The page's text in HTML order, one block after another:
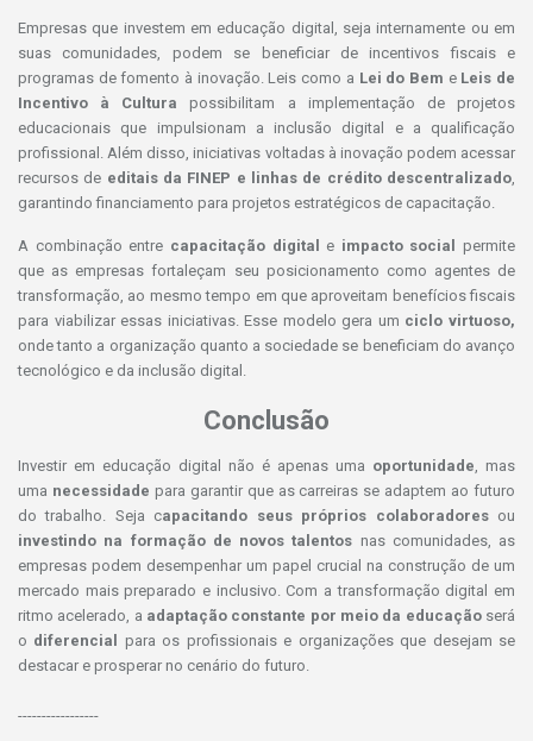
Empresas que investem em educação digital, seja internamente ou em
suas comunidades, podem se beneficiar de incentivos fiscais e
programas de fomento à inovação. Leis como a Lei do Bem e Leis de
Incentivo à Cultura possibilitam a implementação de projetos
educacionais que impulsionam a inclusão digital e a qualificação
profissional. Além disso, iniciativas voltadas à inovação podem acessar
recursos de editais da FINEP e linhas de crédito descentralizado
garantindo financiamento para projetos estratégicos de capacitação.
A combinação entre capacitação digital e impacto social permite
que as empresas fortaleçam seu posicionamento como agentes de
transformação, ao mesmo tempo em que aproveitam benefícios fiscais
para viabilizar essas iniciativas. Esse modelo gera um ciclo virtuoso,
onde tanto a organização quanto a sociedade se beneficiam do avanço
tecnológico e da inclusão digital.
Conclusão
Investir em educação digital não é apenas uma oportunidade , mas
uma necessidade para garantir que as carreiras se adaptem ao futuro
do trabalho. Seja capacitando seus próprios colaboradores ou
investindo na formação de novos talentos nas comunidades, as
empresas podem desempenhar um papel crucial na construção de um
mercado mais preparado e inclusivo. Com a transformação digital em
ritmo acelerado, a adaptação constante por meio da educaçãoserá
o diferencial
para os profissionais e organizações que desejam se
destacar e prosperar no cenário do futuro.
-----------------